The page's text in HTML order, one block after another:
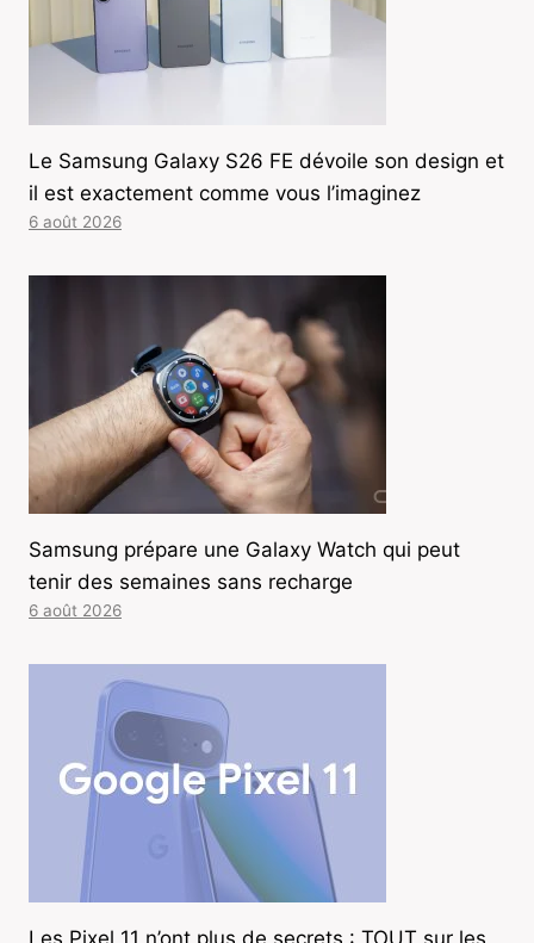
Le Samsung Galaxy S26 FE dévoile son design et
il est exactement comme vous l’imaginez
6 août 2026
Samsung prépare une Galaxy Watch qui peut
tenir des semaines sans recharge
6 août 2026